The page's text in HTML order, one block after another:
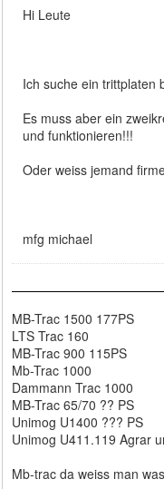
Hi Leute
Ich suche ein trittplaten
Es muss aber ein
und funktionieren!!!
Oder weiss jemand
mfg michael
MB-Trac 1500 177PS
LTS Trac 160
MB-Trac 900 115PS
Mb-Trac 1000
Dammann Trac 1000
MB-Trac 65/70 ?? PS
Unimog U1400 ??? PS
Unimog U411.119 Agrar
Mb-trac da weiss man